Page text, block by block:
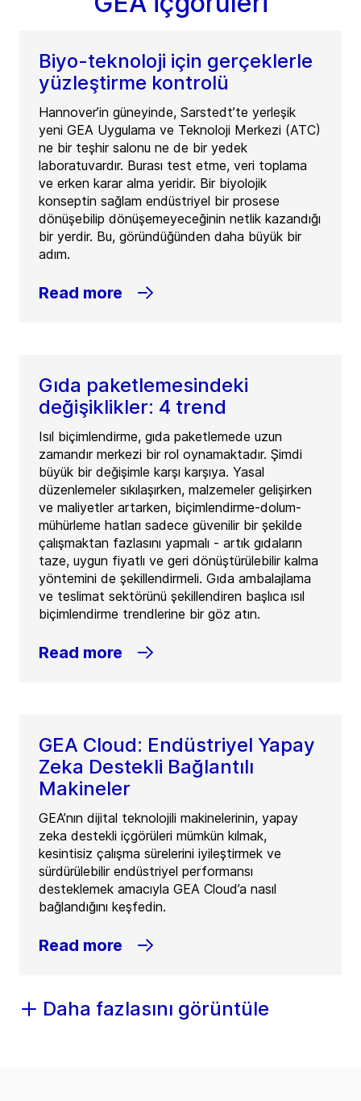
Biyo-teknoloji için gerçeklerle
yüzleştirme kontrolü
Hannover’in güneyinde, Sarstedt’te yerleşik
yeni GEA Uygulama ve Teknoloji Merkezi (ATC)
ne bir teşhir salonu ne de bir yedek
laboratuvardır. Burası test etme, veri toplama
ve erken karar alma yeridir. Bir biyolojik
konseptin sağlam endüstriyel bir prosese
dönüşebilip dönüşemeyeceğinin netlik kazandığı
bir yerdir. Bu, göründüğünden daha büyük bir
adım.
Read more
Gıda paketlemesindeki
değişiklikler: 4 trend
Isıl biçimlendirme, gıda paketlemede uzun
zamandır merkezi bir rol oynamaktadır. Şimdi
büyük bir değişimle karşı karşıya. Yasal
düzenlemeler sıkılaşırken, malzemeler gelişirken
ve maliyetler artarken, biçimlendirme-dolum-
mühürleme hatları sadece güvenilir bir şekilde
çalışmaktan fazlasını yapmalı - artık gıdaların
taze, uygun fiyatlı ve geri dönüştürülebilir kalma
yöntemini de şekillendirmeli. Gıda ambalajlama
ve teslimat sektörünü şekillendiren başlıca ısıl
biçimlendirme trendlerine bir göz atın.
Read more
GEA Cloud: Endüstriyel Yapay
Zeka Destekli Bağlantılı
Makineler
GEA’nın dijital teknolojili makinelerinin, yapay
zeka destekli içgörüleri mümkün kılmak,
kesintisiz çalışma sürelerini iyileştirmek ve
sürdürülebilir endüstriyel performansı
desteklemek amacıyla GEA Cloud’a nasıl
bağlandığını keşfedin.
Read more
Daha fazlasını görüntüle